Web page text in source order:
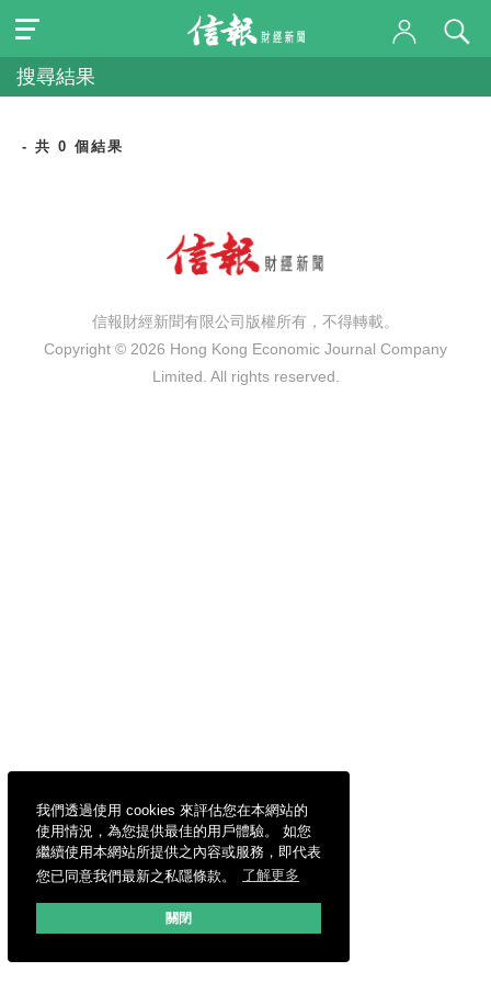
我們透過使用 cookies 來評估您在本網站的
使用情況，為您提供最佳的用戶體驗。 如您
繼續使用本網站所提供之內容或服務，即代表
您已同意我們最新之私隱條款。
了解更多
關閉
搜尋結果
- 共 0 個結果
信報財經新聞有限公司版權所有，不得轉載。
Copyright © 2026 Hong Kong Economic Journal Company
Limited. All rights reserved.